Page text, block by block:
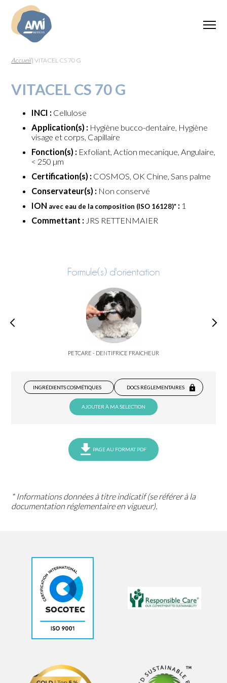
Accueil|VITACEL CS 70 G
VITACEL CS 70 G
INCI : Cellulose
Application(s) : Hygiène bucco-dentaire, Hygiène
visage et corps, Capillaire
Fonction(s) : Exfoliant, Action mecanique, Angulaire,
< 250 µm
Certification(s) : COSMOS, OK Chine, Sans palme
Conservateur(s) : Non conservé
ION avec eau de la composition (ISO 16128)* : 1
Commettant : JRS RETTENMAIER
Formule(s) d'orientation
PETCARE - DENTIFRICE FRAICHEUR
INGRÉDIENTS COSMÉTIQUES DOCS RÉGLEMENTAIRES
AJOUTER À MA SELECTION
PAGE AU FORMAT PDF
* Informations données à titre indicatif (se référer à la
documentation réglementaire en vigueur).